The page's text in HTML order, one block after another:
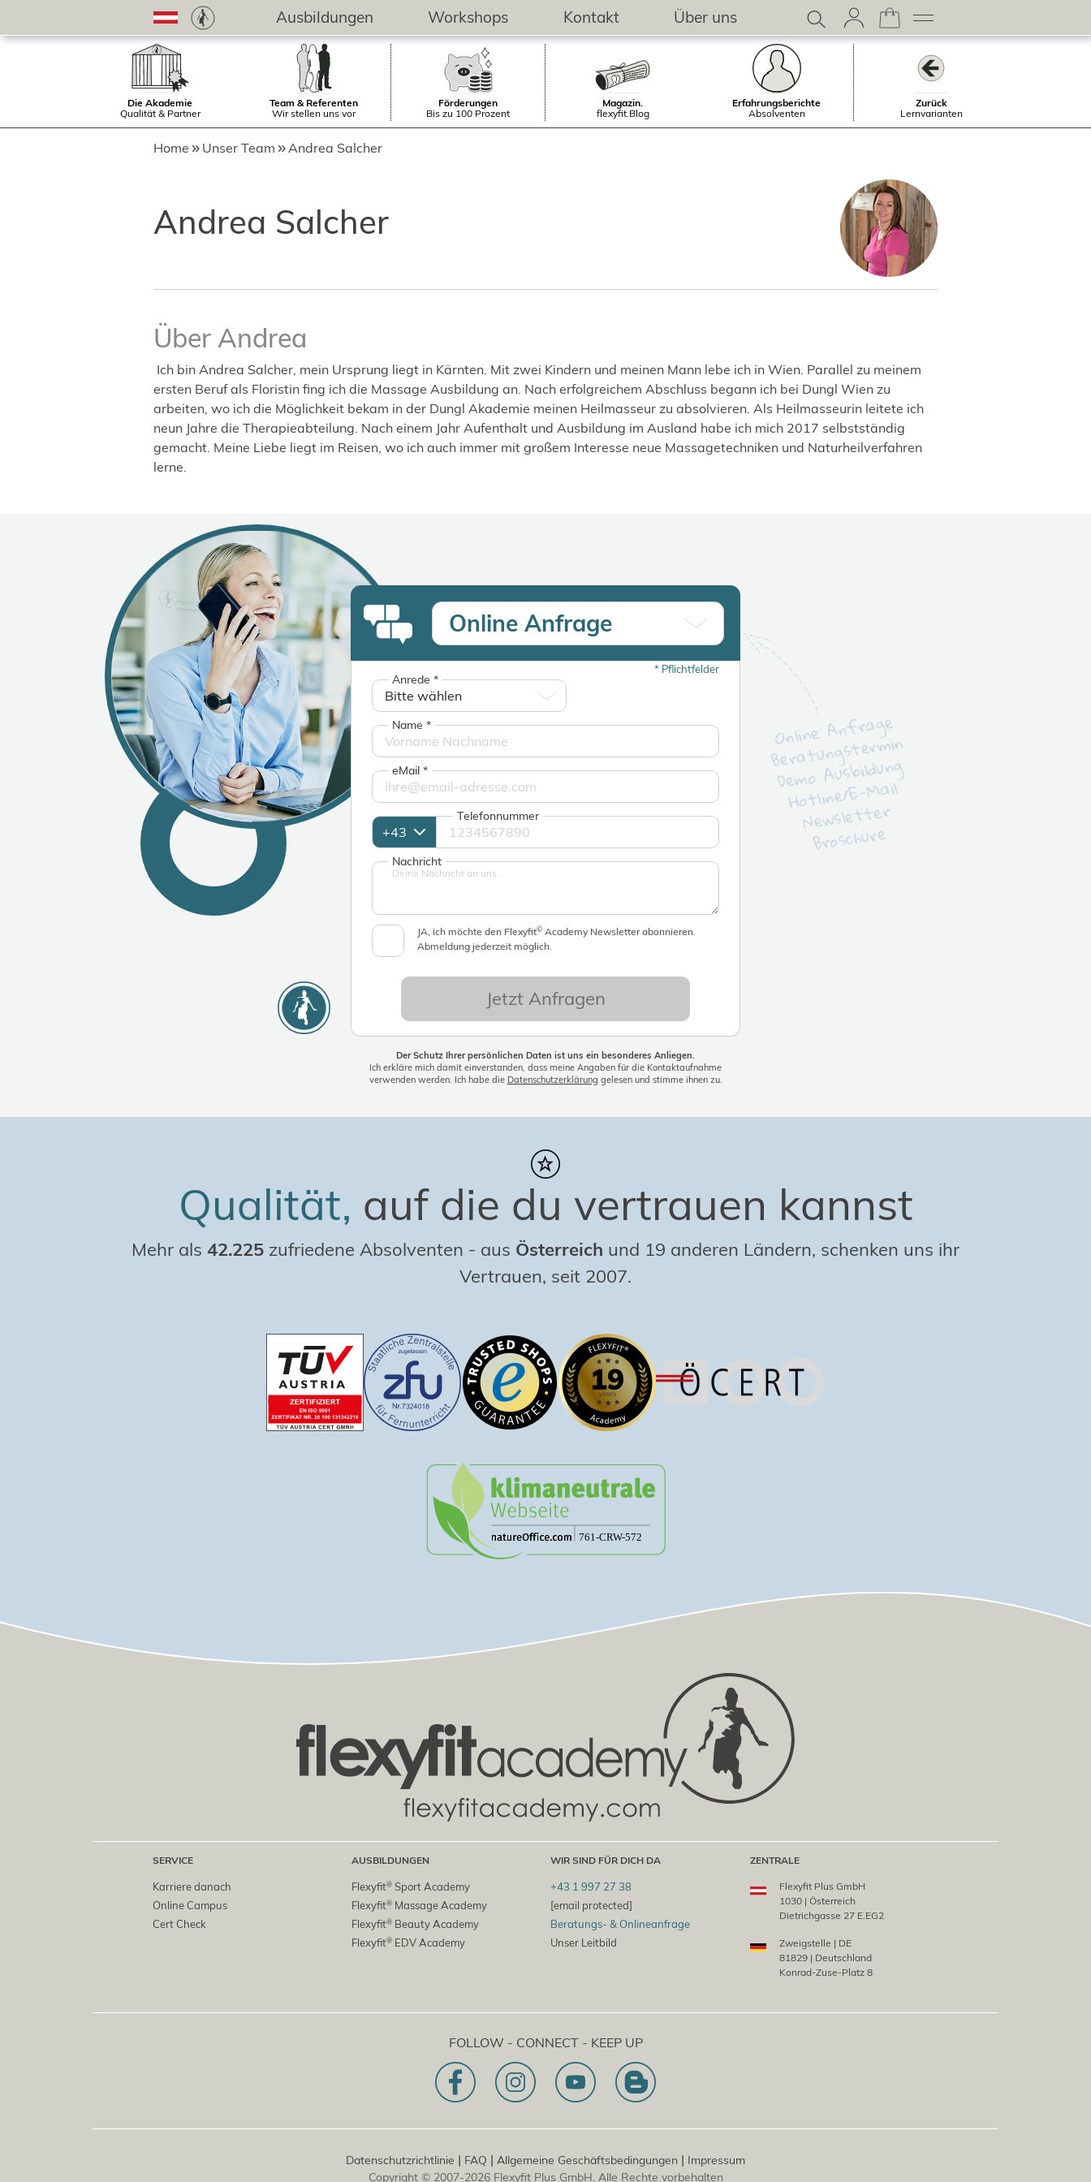
Ausbildungen Workshops Kontakt Über uns
Die Akademie
Qualität & Partner
Team & Referenten
Wir stellen uns vor
Förderungen
Bis zu 100 Prozent
Magazin.
flexyfit.Blog
Erfahrungsberichte
Absolventen
Zurück
Lernvarianten
Home Unser Team Andrea Salcher
Andrea Salcher
Über Andrea
Ich bin Andrea Salcher, mein Ursprung liegt in Kärnten. Mit zwei Kindern und meinen Mann lebe ich in Wien. Parallel zu meinem
ersten Beruf als Floristin fing ich die Massage Ausbildung an. Nach erfolgreichem Abschluss begann ich bei Dungl Wien zu
arbeiten, wo ich die Möglichkeit bekam in der Dungl Akademie meinen Heilmasseur zu absolvieren. Als Heilmasseurin leitete ich
neun Jahre die Therapieabteilung. Nach einem Jahr Aufenthalt und Ausbildung im Ausland habe ich mich 2017 selbstständig
gemacht. Meine Liebe liegt im Reisen, wo ich auch immer mit großem Interesse neue Massagetechniken und Naturheilverfahren
lerne.
Online Anfrage
Beratungstermin
Demo Ausbildung
Hotline/E-Mail
Newsletter
Broschüre
Online Anfrage
* Pflichtfelder
Anrede *
Name *
eMail *
Telefonnummer
Nachricht
JA, ich möchte den Flexyfit© Academy Newsletter abonnieren.
Abmeldung jederzeit möglich.
Jetzt Anfragen
Der Schutz Ihrer persönlichen Daten ist uns ein besonderes Anliegen.
Ich erkläre mich damit einverstanden, dass meine Angaben für die Kontaktaufnahme
verwenden werden. Ich habe die Datenschutzerklärung gelesen und stimme ihnen zu.
Qualität, auf die du vertrauen kannst
Mehr als 42.225 zufriedene Absolventen - aus Österreich und 19 anderen Ländern, schenken uns ihr
Vertrauen, seit 2007.
SERVICE
Karriere danach
Online Campus
Cert Check
AUSBILDUNGEN
Flexyfit® Sport Academy
Flexyfit® Massage Academy
Flexyfit® Beauty Academy
Flexyfit® EDV Academy
WIR SIND FÜR DICH DA
+43 1 997 27 38
[email protected]
Beratungs- & Onlineanfrage
Unser Leitbild
ZENTRALE
Flexyfit Plus GmbH
1030 | Österreich
Dietrichgasse 27 E.EG2
Zweigstelle | DE
81829 | Deutschland
Konrad-Zuse-Platz 8
FOLLOW - CONNECT - KEEP UP
Datenschutzrichtlinie | FAQ | Allgemeine Geschäftsbedingungen | Impressum
Copyright © 2007-2026 Flexyfit Plus GmbH. Alle Rechte vorbehalten